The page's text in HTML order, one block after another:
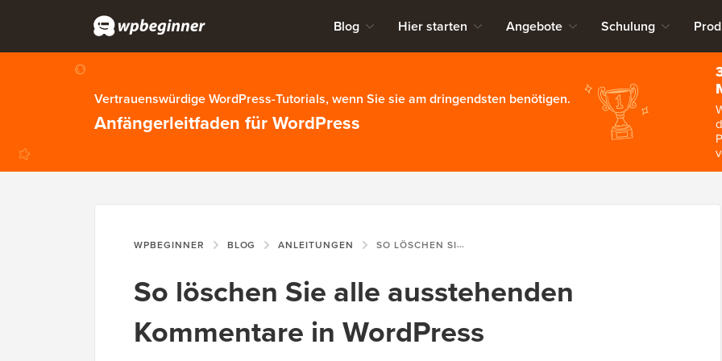
Blog Hier starten Angebote Schulung
Vertrauenswürdige WordPress-Tutorials, wenn Sie sie am dringendsten benötigen.
Anfängerleitfaden für WordPress
WPBEGINNER BLOG ANLEITUNGEN SO LÖSCHEN SIE ALLE AUSSTEHENDEN KOMMENTARE IN WORDPRESS
So löschen Sie alle ausstehenden
Kommentare in WordPress